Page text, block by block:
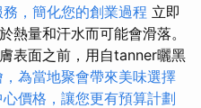
，簡化您的創業過程 立即
熱量和汗水而可能會滑落。
表面之前，用自tanner曬黑
為當地聚會帶來美味選擇
價格，讓您更有預算計劃